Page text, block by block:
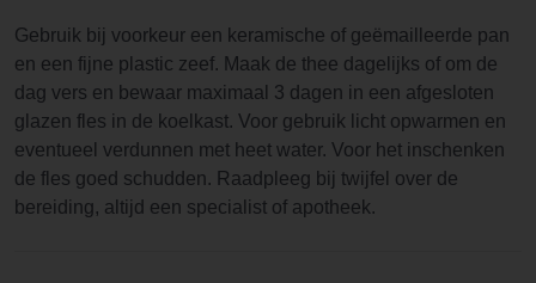
Gebruik bij voorkeur een keramische of geëmailleerde pan
en een fijne plastic zeef. Maak de thee dagelijks of om de
dag vers en bewaar maximaal 3 dagen in een afgesloten
glazen fles in de koelkast. Voor gebruik licht opwarmen en
eventueel verdunnen met heet water. Voor het inschenken
de fles goed schudden. Raadpleeg bij twijfel over de
bereiding, altijd een specialist of apotheek.